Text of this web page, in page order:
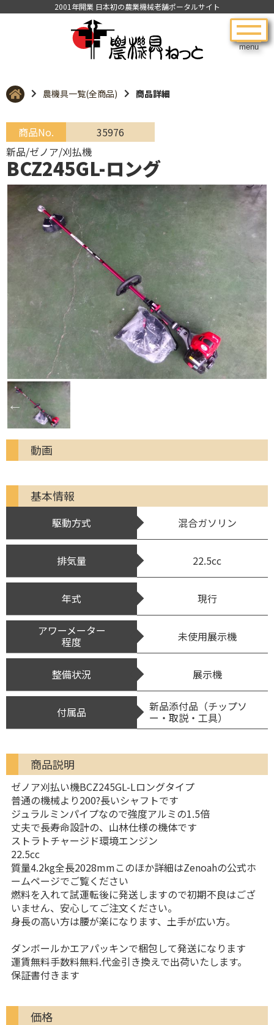
menu
2001年開業 日本初の農業機械老舗ポータルサイト
農機具一覧(全商品) 商品詳細
商品No.
35976
新品/ゼノア/刈払機
BCZ245GL-ロング
動画
基本情報
駆動方式 混合ガソリン
排気量 22.5cc
年式 現行
アワーメーター
程度 未使用展示機
整備状況 展示機
付属品 新品添付品（チップソ
ー・取説・工具）
商品説明
ゼノア刈払い機BCZ245GL-Lロングタイプ
普通の機械より200?長いシャフトです
ジュラルミンパイプなので強度アルミの1.5倍
丈夫で長寿命設計の、山林仕様の機体です
ストラトチャージド環境エンジン
22.5cc
質量4.2kg全長2028mmこのほか詳細はZenoahの公式ホ
ームページでご覧ください
燃料を入れて試運転後に発送しますので初期不良はござ
いません、安心してご注文ください。
身長の高い方は腰が楽になります、土手が広い方。
ダンボールかエアパッキンで梱包して発送になります
運賃無料手数料無料.代金引き換えで出荷いたします。
保証書付きます
価格